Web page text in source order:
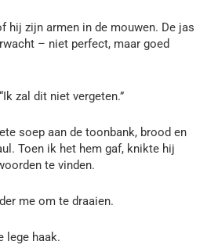
hij zijn armen in de mouwen. De jas
– niet perfect, maar goed
zal dit niet vergeten.”
soep aan de toonbank, brood en
Toen ik het hem gaf, knikte hij
te vinden.
me om te draaien.
lege haak.